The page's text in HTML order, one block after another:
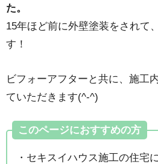
た。
15年ほど前に外壁塗装をされて
す！
ビフォーアフターと共に、施工
ていただきます(^-^)
このページにおすすめの方
・セキスイハウス施工の住宅